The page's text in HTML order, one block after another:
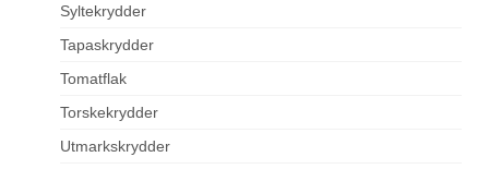
Syltekrydder
Tapaskrydder
Tomatflak
Torskekrydder
Utmarkskrydder